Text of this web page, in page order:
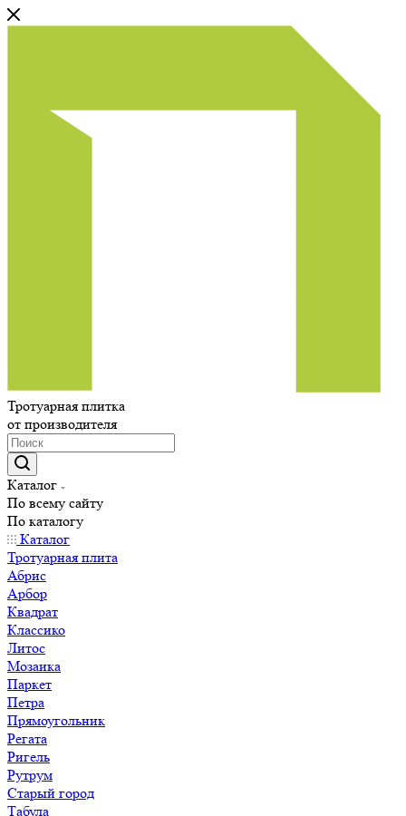
Тротуарная плитка
от производителя
Каталог
По всему сайту
По каталогу
Каталог
Тротуарная плита
Абрис
Арбор
Квадрат
Классико
Литос
Мозаика
Паркет
Петра
Прямоугольник
Регата
Ригель
Рутрум
Старый город
Табула